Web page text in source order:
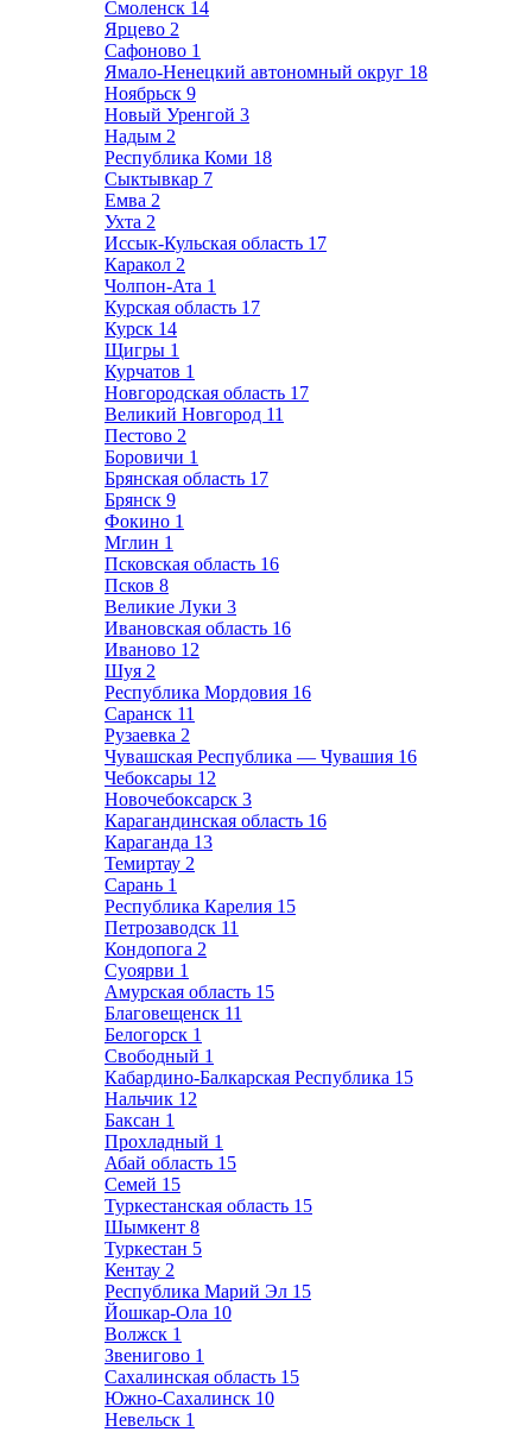
Смоленск 14
Ярцево 2
Сафоново 1
Ямало-Ненецкий автономный округ 18
Ноябрьск 9
Новый Уренгой 3
Надым 2
Республика Коми 18
Сыктывкар 7
Емва 2
Ухта 2
Иссык-Кульская область 17
Каракол 2
Чолпон-Ата 1
Курская область 17
Курск 14
Щигры 1
Курчатов 1
Новгородская область 17
Великий Новгород 11
Пестово 2
Боровичи 1
Брянская область 17
Брянск 9
Фокино 1
Мглин 1
Псковская область 16
Псков 8
Великие Луки 3
Ивановская область 16
Иваново 12
Шуя 2
Республика Мордовия 16
Саранск 11
Рузаевка 2
Чувашская Республика — Чувашия 16
Чебоксары 12
Новочебоксарск 3
Карагандинская область 16
Караганда 13
Темиртау 2
Сарань 1
Республика Карелия 15
Петрозаводск 11
Кондопога 2
Суоярви 1
Амурская область 15
Благовещенск 11
Белогорск 1
Свободный 1
Кабардино-Балкарская Республика 15
Нальчик 12
Баксан 1
Прохладный 1
Абай область 15
Семей 15
Туркестанская область 15
Шымкент 8
Туркестан 5
Кентау 2
Республика Марий Эл 15
Йошкар-Ола 10
Волжск 1
Звенигово 1
Сахалинская область 15
Южно-Сахалинск 10
Невельск 1